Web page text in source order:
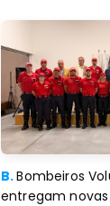
B.Bombeiros
entregam